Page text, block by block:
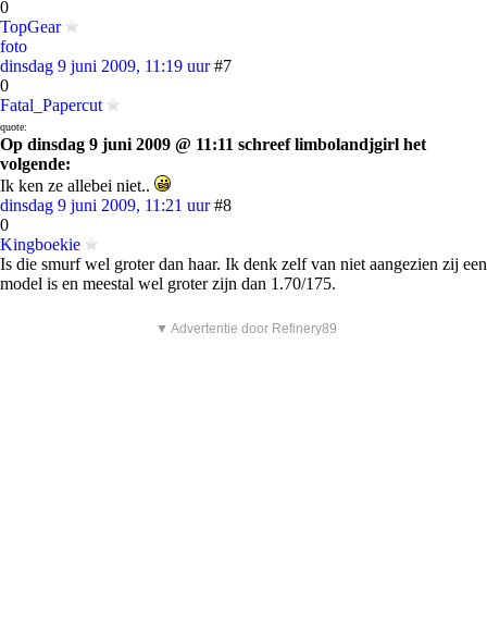
0
TopGear
foto
dinsdag 9 juni 2009, 11:19 uur #7
0
Fatal_Papercut
quote:
Op dinsdag 9 juni 2009 @ 11:11 schreef limbolandjgirl het
volgende:
Ik ken ze allebei niet..
dinsdag 9 juni 2009, 11:21 uur #8
0
Kingboekie
Is die smurf wel groter dan haar. Ik denk zelf van niet aangezien zij een
model is en meestal wel groter zijn dan 1.70/175.
▼ Advertentie door Refinery89